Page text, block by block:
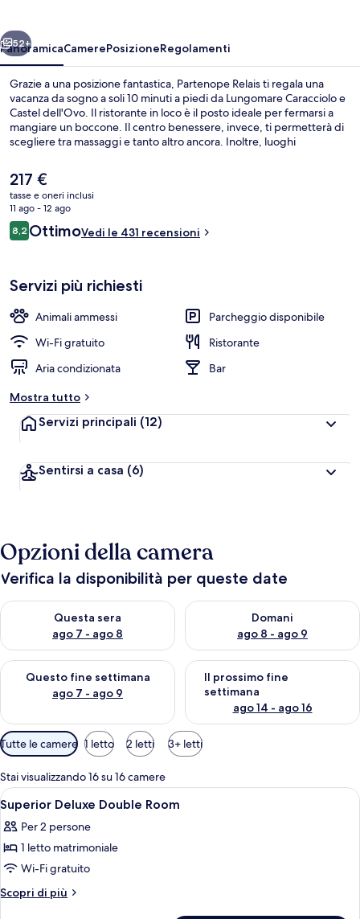
Avanti
52+
PanoramicaCamerePosizioneRegolamenti
Grazie a una posizione fantastica, Partenope Relais ti regala una
vacanza da sogno a soli 10 minuti a piedi da Lungomare Caracciolo e
Castel dell'Ovo. Il ristorante in loco è il posto ideale per fermarsi a
mangiare un boccone. Il centro benessere, invece, ti permetterà di
scegliere tra massaggi e tanto altro ancora. Inoltre, luoghi
a soli 15 minuti a piedi. Approfitta dei mezzi pubblici nelle vicinanze:
Stazione metro di Chiaia - Monte di Dio è a 9 min e Stazione di San
Pasquale a 10 min a piedi.
Il
prezzo
attuale
è
217 €
217 €
tasse e oneri inclusi
11 ago - 12 ago
Recensioni
8,28,2 su 10
OttimoVedi le 431 recensioni
Servizi più richiesti
Animali ammessi
Parcheggio disponibile
Wi-Fi gratuito
Ristorante
Aria condizionata
Bar
Mostra tutto
Servizi principali (12)
Sentirsi a casa (6)
Opzioni della camera
Verifica la disponibilità per queste date
Questa sera
ago 7 - ago 8
Verifica la disponibilità per questa sera, ago 7 - ago 8
Domani
ago 8 - ago 9
Verifica la disponibilità per
Questo fine settimana
ago 7 - ago 9
Verifica la disponibilità per questo fine settimana, ago 7 - ago
Il prossimo fine
settimana
ago 14 - ago 16
Verifica la disponibilità per il
Filtri
disponibili
per
le
camere
Tutte le camere 1 letto 2 letti 3+ letti
Stai visualizzando 16 su 16 camere
Apri
tutte
le
foto
per
Superior
Minibar, cassaforte in camera, una
1
Superior Deluxe Double Room
Per 2 persone
1 letto matrimoniale
Wi-Fi gratuito
Scopri di più
Altri